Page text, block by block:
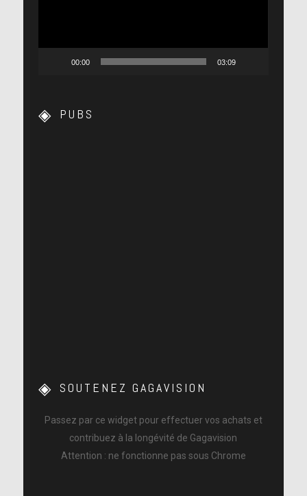
00:00 03:09
PUBS
SOUTENEZ GAGAVISION
Passez par ce widget pour effectuer vos achats et
contribuez à la longévité de Gagavision
Attention : ne fonctionne pas sous Chrome